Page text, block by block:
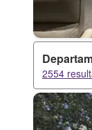
2554